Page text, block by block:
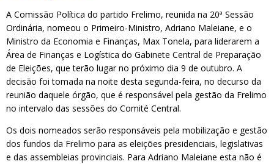
A Comissão Política do partido Frelimo, reunida na 20ª Sessão
Ordinária, nomeou o Primeiro-Ministro, Adriano Maleiane, e o
Ministro da Economia e Finanças, Max Tonela, para liderarem a
Área de Finanças e Logística do Gabinete Central de Preparação
de Eleições, que terão lugar no próximo dia 9 de outubro. A
decisão foi tomada na noite desta segunda-feira, no decurso da
reunião daquele órgão, que é responsável pela gestão da Frelimo
no intervalo das sessões do Comité Central.
Os dois nomeados serão responsáveis pela mobilização e gestão
dos fundos da Frelimo para as eleições presidenciais, legislativas
e das assembleias provinciais. Para Adriano Maleiane esta não é